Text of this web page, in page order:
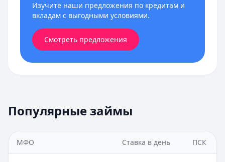
Изучите наши предложения по кредитам и
вкладам с выгодными условиями.
Смотреть предложения
Популярные займы
МФО Ставка в день ПСК